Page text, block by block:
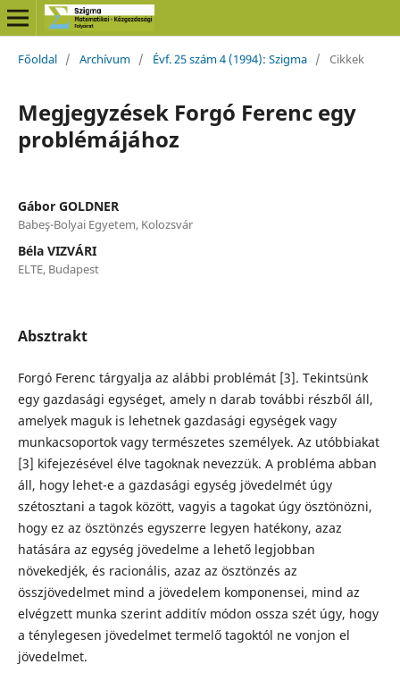
Főoldal / Archívum / Évf. 25 szám 4 (1994): Szigma / Cikkek
Megjegyzések Forgó Ferenc egy
problémájához
Gábor GOLDNER
Babeş-Bolyai Egyetem, Kolozsvár
Béla VIZVÁRI
ELTE, Budapest
Absztrakt
Forgó Ferenc tárgyalja az alábbi problémát [3]. Tekintsünk
egy gazdasági egységet, amely n darab további részből áll,
amelyek maguk is lehetnek gazdasági egységek vagy
munkacsoportok vagy természetes személyek. Az utóbbiakat
[3] kifejezésével élve tagoknak nevezzük. A probléma abban
áll, hogy lehet-e a gazdasági egység jövedelmét úgy
szétosztani a tagok között, vagyis a tagokat úgy ösztönözni,
hogy ez az ösztönzés egyszerre legyen hatékony, azaz
hatására az egység jövedelme a lehető legjobban
növekedjék, és racionális, azaz az ösztönzés az
összjövedelmet mind a jövedelem komponensei, mind az
elvégzett munka szerint additív módon ossza szét úgy, hogy
a ténylegesen jövedelmet termelő tagoktól ne vonjon el
jövedelmet.